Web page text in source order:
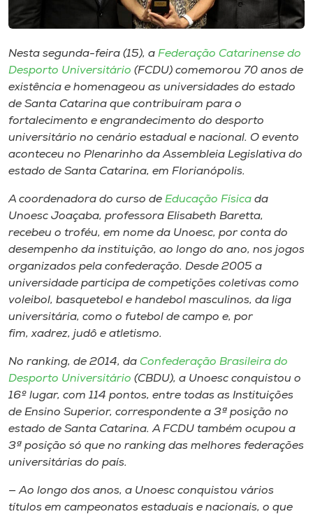
Museu
Unoesc
Store
Selecione
o idioma
A+
Nesta segunda-feira (15), a Federação Catarinense do
Desporto Universitário (FCDU) comemorou 70 anos de
existência e homenageou as universidades do estado
de Santa Catarina que contribuíram para o
fortalecimento e engrandecimento do desporto
universitário no cenário estadual e nacional. O evento
aconteceu no Plenarinho da Assembleia Legislativa do
estado de Santa Catarina, em Florianópolis.
A coordenadora do curso de Educação Física da
Unoesc Joaçaba, professora Elisabeth Baretta,
recebeu o troféu, em nome da Unoesc, por conta do
desempenho da instituição, ao longo do ano, nos jogos
organizados pela confederação. Desde 2005 a
universidade participa de competições coletivas como
voleibol, basquetebol e handebol masculinos, da liga
universitária, como o futebol de campo e, por
fim, xadrez, judô e atletismo.
No ranking, de 2014, da Confederação Brasileira do
Desporto Universitário (CBDU), a Unoesc conquistou o
16º lugar, com 114 pontos, entre todas as Instituições
de Ensino Superior, correspondente a 3ª posição no
estado de Santa Catarina. A FCDU também ocupou a
3ª posição só que no ranking das melhores federações
universitárias do país.
— Ao longo dos anos, a Unoesc conquistou vários
títulos em campeonatos estaduais e nacionais, o que